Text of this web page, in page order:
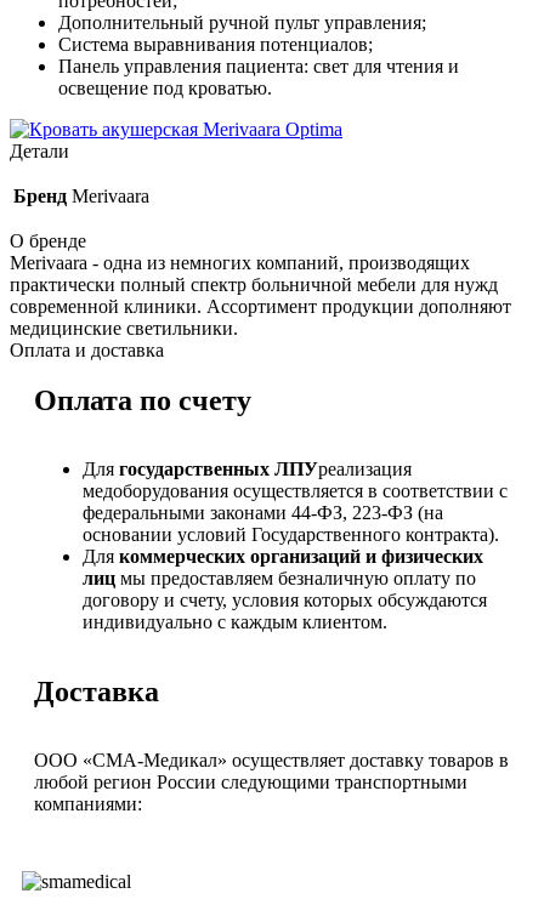
Дополнительный ручной пульт управления;
Система выравнивания потенциалов;
Панель управления пациента: свет для чтения и
освещение под кроватью.
Детали
Бренд Merivaara
О бренде
Merivaara - одна из немногих компаний, производящих
практически полный спектр больничной мебели для нужд
современной клиники. Ассортимент продукции дополняют
медицинские светильники.
Оплата и доставка
Оплата по счету
Для государственных ЛПУреализация
медоборудования осуществляется в соответствии с
федеральными законами 44-ФЗ, 223-ФЗ (на
основании условий Государственного контракта).
Для коммерческих организаций и физических
лиц мы предоставляем безналичную оплату по
договору и счету, условия которых обсуждаются
индивидуально с каждым клиентом.
Доставка
ООО «СМА-Медикал» осуществляет доставку товаров в
любой регион России следующими транспортными
компаниями: